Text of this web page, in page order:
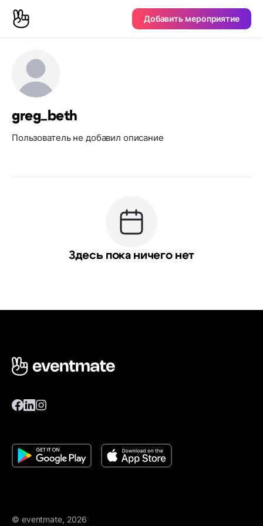
Добавить мероприятие
greg_beth
Пользователь не добавил описание
Здесь пока ничего нет
© eventmate, 2026